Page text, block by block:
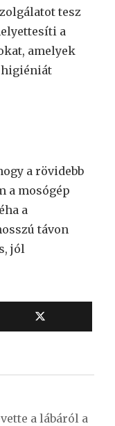
tesz
a
amelyek
higiéniát
a rövidebb
a mosógép
a
távon
jól
a lábáról a